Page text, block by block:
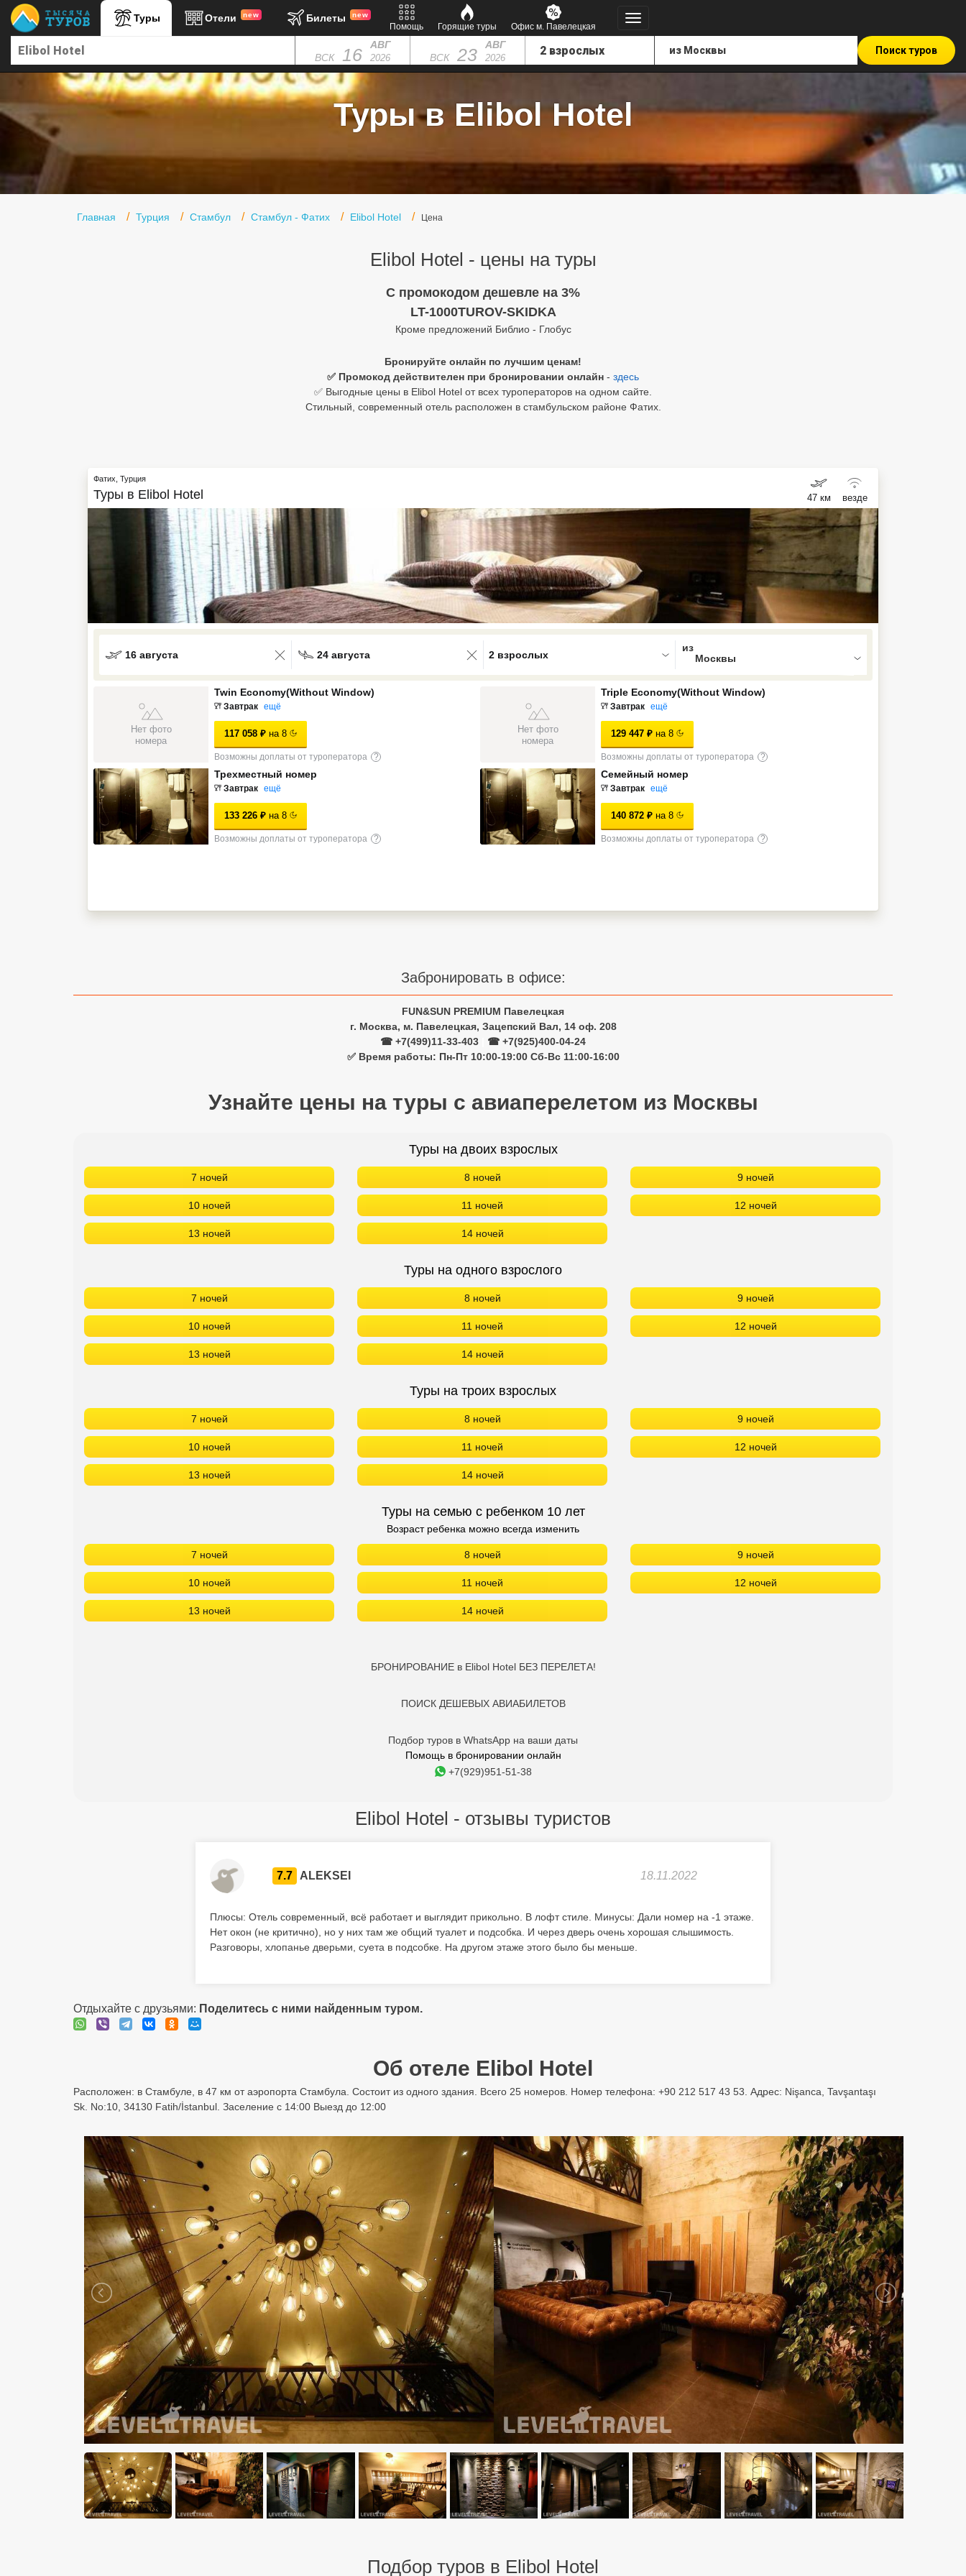
Туры Отели new Билеты new
Помощь Горящие туры Офис м. Павелецкая
ВСК 16 АВГ
2026 ВСК 23 АВГ
2026
Поиск туров
Туры в Elibol Hotel
Главная Турция Стамбул Стамбул - Фатих Elibol Hotel Цена
Elibol Hotel - цены на туры
C промокодом дешевле на 3%
LT-1000TUROV-SKIDKA
Кроме предложений Библио - Глобус
Бронируйте онлайн по лучшим ценам!
✅ Промокод действителен при бронировании онлайн - здесь
✅ Выгодные цены в Elibol Hotel от всех туроператоров на одном сайте.
Стильный, современный отель расположен в стамбульском районе Фатих.
Фатих Турция
Туры в Elibol Hotel 47 км везде
16 августа 24 августа
0 results available. Select is focused , press Down to open the menu,
2 взрослых
Нет фото
номера
Twin Economy(Without Window)
Завтрак ещё
117 058 ₽ на 8
Возможны доплаты от туроператора ?
Нет фото
номера
Triple Economy(Without Window)
Завтрак ещё
129 447 ₽ на 8
Возможны доплаты от туроператора ?
Трехместный номер
Завтрак ещё
133 226 ₽ на 8
Возможны доплаты от туроператора ?
Семейный номер
Завтрак ещё
140 872 ₽ на 8
Возможны доплаты от туроператора ?
Забронировать в офисе:
FUN&SUN PREMIUM Павелецкая
г. Москва, м. Павелецкая, Зацепский Вал, 14 оф. 208
☎ +7(499)11-33-403
☎ +7(925)400-04-24
✅ Время работы: Пн-Пт 10:00-19:00 Сб-Вс 11:00-16:00
Узнайте цены на туры с авиаперелетом из Москвы
Туры на двоих взрослых
7 ночей 8 ночей 9 ночей
10 ночей 11 ночей 12 ночей
13 ночей 14 ночей
Туры на одного взрослого
7 ночей 8 ночей 9 ночей
10 ночей 11 ночей 12 ночей
13 ночей 14 ночей
Туры на троих взрослых
7 ночей 8 ночей 9 ночей
10 ночей 11 ночей 12 ночей
13 ночей 14 ночей
Туры на семью с ребенком 10 лет
Возраст ребенка можно всегда изменить
7 ночей 8 ночей 9 ночей
10 ночей 11 ночей 12 ночей
13 ночей 14 ночей
БРОНИРОВАНИЕ в Elibol Hotel БЕЗ ПЕРЕЛЕТА!
ПОИСК ДЕШЕВЫХ АВИАБИЛЕТОВ
Подбор туров в WhatsApp на ваши даты
Помощь в бронировании онлайн
+7(929)951-51-38
Elibol Hotel - отзывы туристов
7.7 ALEKSEI 18.11.2022
Плюсы: Отель современный, всё работает и выглядит прикольно. В лофт стиле. Минусы: Дали номер на -1 этаже.
Нет окон (не критично), но у них там же общий туалет и подсобка. И через дверь очень хорошая слышимость.
Разговоры, хлопанье дверьми, суета в подсобке. На другом этаже этого было бы меньше.
Отдыхайте с друзьями: Поделитесь с ними найденным туром.
Об отеле Elibol Hotel
Расположен: в Стамбуле, в 47 км от аэропорта Стамбула. Состоит из одного здания. Всего 25 номеров. Номер телефона: +90 212 517 43 53. Адрес: Nişanca, Tavşantaşı
Sk. No:10, 34130 Fatih/İstanbul. Заселение с 14:00 Выезд до 12:00
Подбор туров в Elibol Hotel
Главная
Туры в Турцию
Туры в ОАЭ
Офис г. Москва
ТОП 10 недорогих отелей
Лучшие отели 4* звезды
Лучшие отели 3* звезды
Сетевые отели Мальдив
Сетевые отели Бали